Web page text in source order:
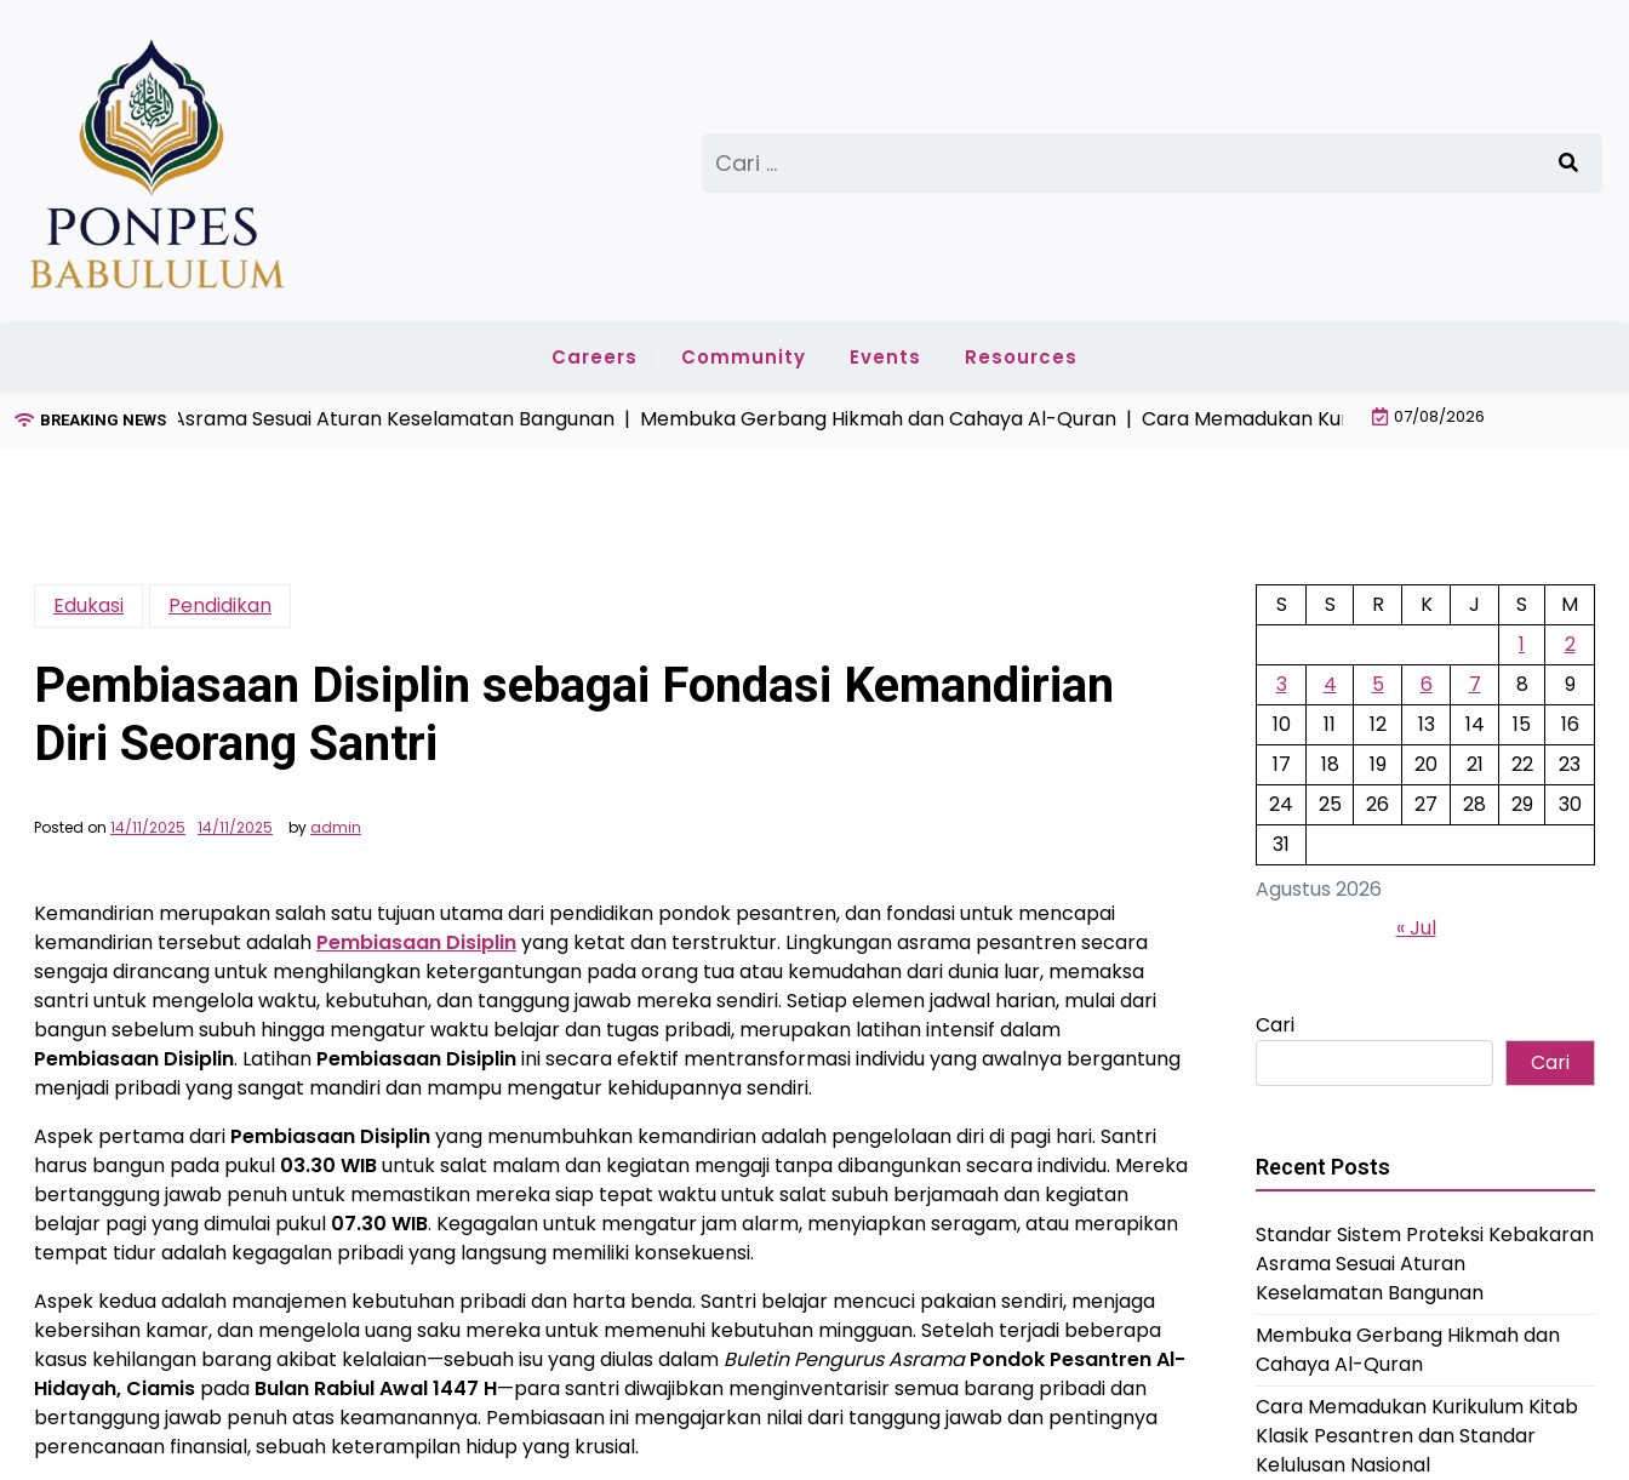
untuk:
Careers Community Events Resources
BREAKING NEWS
Kebakaran Asrama Sesuai Aturan Keselamatan Bangunan |Membuka Gerbang Hikmah dan Cahaya Al-Quran |Cara Memadukan Kurikulum Kitab Klasik Pesantren
07/08/2026
Edukasi Pendidikan
Pembiasaan Disiplin sebagai Fondasi Kemandirian
Diri Seorang Santri
Posted on 14/11/2025 14/11/2025 byadmin
Kemandirian merupakan salah satu tujuan utama dari pendidikan pondok pesantren, dan fondasi untuk mencapai
kemandirian tersebut adalah Pembiasaan Disiplinyang ketat dan terstruktur. Lingkungan asrama pesantren secara
sengaja dirancang untuk menghilangkan ketergantungan pada orang tua atau kemudahan dari dunia luar, memaksa
santri untuk mengelola waktu, kebutuhan, dan tanggung jawab mereka sendiri. Setiap elemen jadwal harian, mulai dari
bangun sebelum subuh hingga mengatur waktu belajar dan tugas pribadi, merupakan latihan intensif dalam
Pembiasaan Disiplin. Latihan Pembiasaan Disiplinini secara efektif mentransformasi individu yang awalnya bergantung
menjadi pribadi yang sangat mandiri dan mampu mengatur kehidupannya sendiri.
Aspek pertama dari Pembiasaan Disiplinyang menumbuhkan kemandirian adalah pengelolaan diri di pagi hari. Santri
harus bangun pada pukul 03.30 WIBuntuk salat malam dan kegiatan mengaji tanpa dibangunkan secara individu. Mereka
bertanggung jawab penuh untuk memastikan mereka siap tepat waktu untuk salat subuh berjamaah dan kegiatan
belajar pagi yang dimulai pukul 07.30 WIB. Kegagalan untuk mengatur jam alarm, menyiapkan seragam, atau merapikan
tempat tidur adalah kegagalan pribadi yang langsung memiliki konsekuensi.
Aspek kedua adalah manajemen kebutuhan pribadi dan harta benda. Santri belajar mencuci pakaian sendiri, menjaga
kebersihan kamar, dan mengelola uang saku mereka untuk memenuhi kebutuhan mingguan. Setelah terjadi beberapa
kasus kehilangan barang akibat kelalaian—sebuah isu yang diulas dalam Buletin Pengurus Asrama Pondok Pesantren Al-
Hidayah, Ciamis pada Bulan Rabiul Awal 1447 H—para santri diwajibkan menginventarisir semua barang pribadi dan
bertanggung jawab penuh atas keamanannya. Pembiasaan ini mengajarkan nilai dari tanggung jawab dan pentingnya
perencanaan finansial, sebuah keterampilan hidup yang krusial.
Agustus 2026
S S R K J S
M
1
2
3
4 5 6 7 8
9
10
11 12 13 14 15
16
17
18 19 20 21 22
23
24
25 26 27 28 29
30
31
« Jul
Cari
Cari
Recent Posts
Standar Sistem Proteksi Kebakaran
Asrama Sesuai Aturan
Keselamatan Bangunan
Membuka Gerbang Hikmah dan
Cahaya Al-Quran
Cara Memadukan Kurikulum Kitab
Klasik Pesantren dan Standar
Kelulusan Nasional